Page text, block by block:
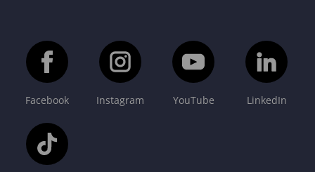
Facebook Instagram YouTube LinkedIn